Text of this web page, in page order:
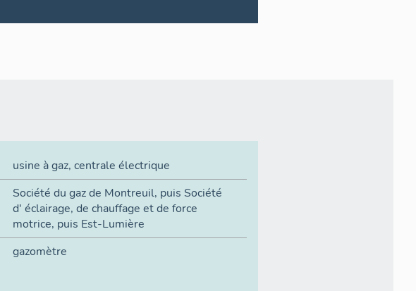
usine à gaz,centrale électrique
Société du gaz de Montreuil, puis Société
d' éclairage, de chauffage et de force
motrice, puis Est-Lumière
gazomètre